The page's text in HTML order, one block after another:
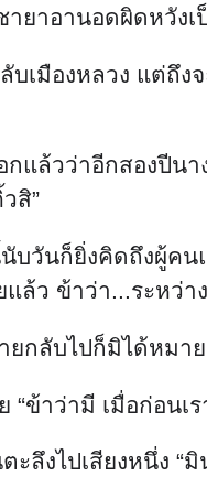
ายาอานอดผิดหวัง
บเมืองหลวง แต่ถึง